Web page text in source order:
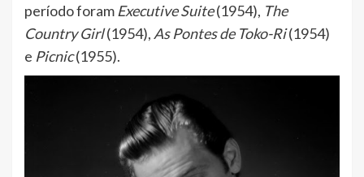
período foram Executive Suite(1954), The
Country Girl(1954), As Pontes de Toko-Ri(1954)
e Picnic(1955).